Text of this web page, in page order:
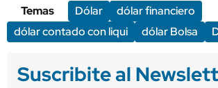
Temas
Dólar
dólar financiero
dólar contado con liqui
dólar Bolsa
Suscribite al